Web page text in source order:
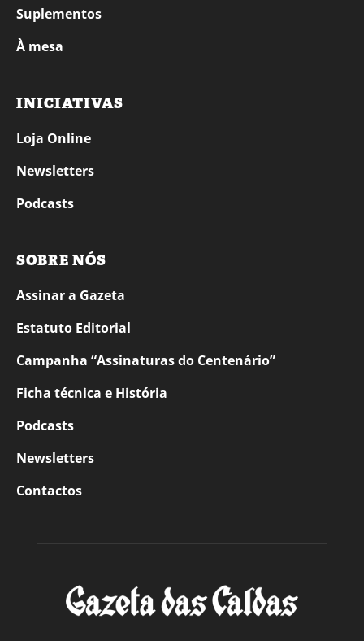
Suplementos
À mesa
INICIATIVAS
Loja Online
Newsletters
Podcasts
SOBRE NÓS
Assinar a Gazeta
Estatuto Editorial
Campanha “Assinaturas do Centenário”
Ficha técnica e História
Podcasts
Newsletters
Contactos